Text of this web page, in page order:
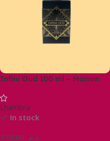
Infini Oud 100 ml – Maison
Lhambra
In stock
د.م.